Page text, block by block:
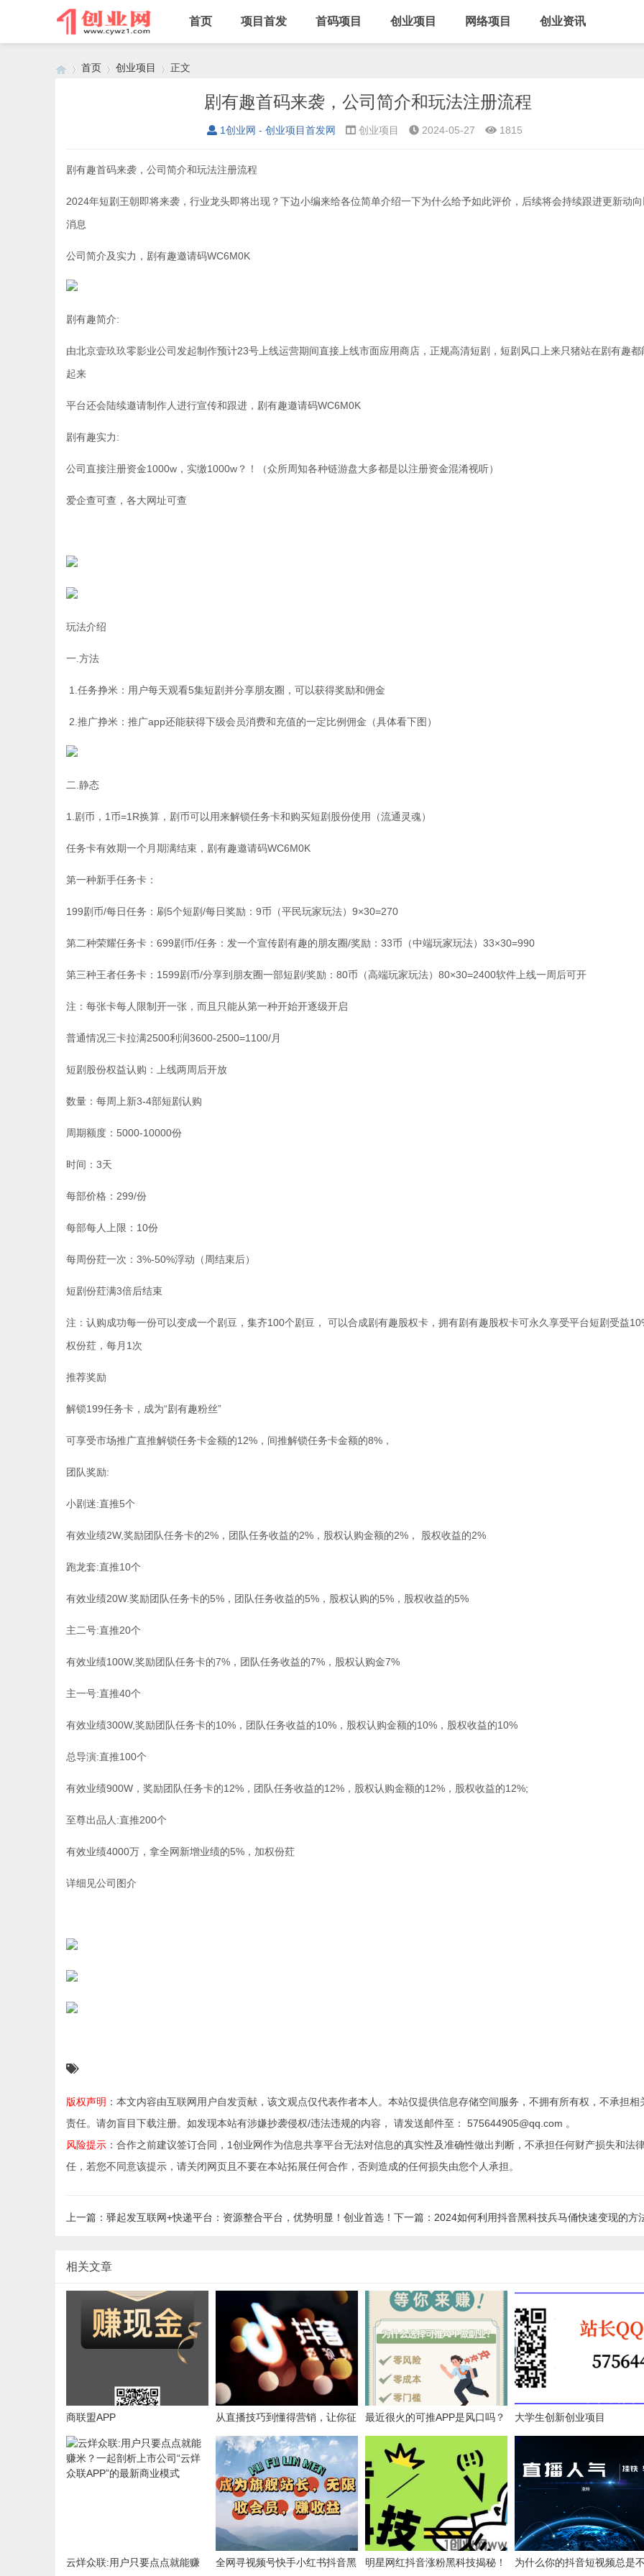
首页 项目首发 首码项目 创业项目 网络项目 创业资讯
首页 创业项目 正文
剧有趣首码来袭，公司简介和玩法注册流程
1创业网 - 创业项目首发网 创业项目 2024-05-27 1815
剧有趣首码来袭，公司简介和玩法注册流程
2024年短剧王朝即将来袭，行业龙头即将出现？下边小编来给各位简单介绍一下为什么给予如此评价，后续将会持续跟进更新动
消息
公司简介及实力，剧有趣邀请码WC6M0K
剧有趣简介:
由北京壹玖玖零影业公司发起制作预计23号上线运营期间直接上线市面应用商店，正规高清短剧，短剧风口上来只猪站在剧有趣都
起来
平台还会陆续邀请制作人进行宣传和跟进，剧有趣邀请码WC6M0K
剧有趣实力:
公司直接注册资金1000w，实缴1000w？！（众所周知各种链游盘大多都是以注册资金混淆视听）
爱企查可查，各大网址可查
玩法介绍
一.方法
1.任务挣米：用户每天观看5集短剧并分享朋友圈，可以获得奖励和佣金
2.推广挣米：推广app还能获得下级会员消费和充值的一定比例佣金（具体看下图）
二.静态
1.剧币，1币=1R换算，剧币可以用来解锁任务卡和购买短剧股份使用（流通灵魂）
任务卡有效期一个月期满结束，剧有趣邀请码WC6M0K
第一种新手任务卡：
199剧币/每日任务：刷5个短剧/每日奖励：9币（平民玩家玩法）9×30=270
第二种荣耀任务卡：699剧币/任务：发一个宣传剧有趣的朋友圈/奖励：33币（中端玩家玩法）33×30=990
第三种王者任务卡：1599剧币/分享到朋友圈一部短剧/奖励：80币（高端玩家玩法）80×30=2400软件上线一周后可开
注：每张卡每人限制开一张，而且只能从第一种开始开逐级开启
普通情况三卡拉满2500利润3600-2500=1100/月
短剧股份权益认购：上线两周后开放
数量：每周上新3-4部短剧认购
周期额度：5000-10000份
时间：3天
每部价格：299/份
每部每人上限：10份
每周份荭一次：3%-50%浮动（周结束后）
短剧份荭满3倍后结束
注：认购成功每一份可以变成一个剧豆，集齐100个剧豆， 可以合成剧有趣股权卡，拥有剧有趣股权卡可永久享受平台短剧受益
权份荭，每月1次
推荐奖励
解锁199任务卡，成为“剧有趣粉丝”
可享受市场推广直推解锁任务卡金额的12%，间推解锁任务卡金额的8%，
团队奖励:
小剧迷:直推5个
有效业绩2W,奖励团队任务卡的2%，团队任务收益的2%，股权认购金额的2%， 股权收益的2%
跑龙套:直推10个
有效业绩20W.奖励团队任务卡的5%，团队任务收益的5%，股权认购的5%，股权收益的5%
主二号:直推20个
有效业绩100W,奖励团队任务卡的7%，团队任务收益的7%，股权认购金7%
主一号:直推40个
有效业绩300W,奖励团队任务卡的10%，团队任务收益的10%，股权认购金额的10%，股权收益的10%
总导演:直推100个
有效业绩900W，奖励团队任务卡的12%，团队任务收益的12%，股权认购金额的12%，股权收益的12%;
至尊出品人:直推200个
有效业绩4000万，拿全网新增业绩的5%，加权份荭
详细见公司图介
版权声明 ：本文内容由互联网用户自发贡献，该文观点仅代表作者本人。本站仅提供信息存储空间服务，不拥有所有权，不承担相
责任。请勿盲目下载注册。如发现本站有涉嫌抄袭侵权/违法违规的内容， 请发送邮件至： 575644905@qq.com 。
风险提示 ：合作之前建议签订合同，1创业网作为信息共享平台无法对信息的真实性及准确性做出判断，不承担任何财产损失和法
任，若您不同意该提示，请关闭网页且不要在本站拓展任何合作，否则造成的任何损失由您个人承担。
上一篇：驿起发互联网+快递平台：资源整合平台，优势明显！创业首选！ 下一篇：2024如何利用抖音黑科技兵马俑快速变现的方
相关文章
商联盟APP
从直播技巧到懂得营销，让你征
服抖音直播！
最近很火的可推APP是风口吗？
大学生创新创业项目
云烊众联:用户只要点点就能赚 全网寻视频号快手小红书抖音黑 明星网红抖音涨粉黑科技揭秘！ 为什么你的抖音短视频总是